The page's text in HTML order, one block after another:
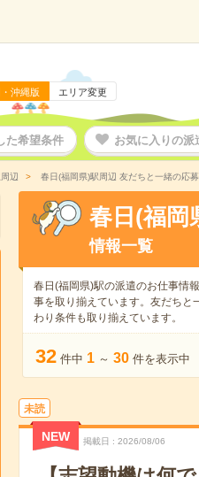
沖縄版 エリア変更
た希望条件 お気に入りの派
辺 春日(福岡県)駅周辺 友だちと一緒の応
春日(福岡
情報一覧
春日(福岡県)駅の派遣のお仕事情報
事を取り揃えています。友だちと
わり条件も取り揃えています。
32 件中 1 ～ 30 件を表示中
未読
NEW 掲載日 2026/08/06